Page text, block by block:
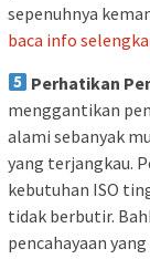
sepenuhnya
baca info
Perhatikan
menggantikan
alami sebanyak
yang terjangkau.
kebutuhan ISO
tidak berbutir.
pencahayaan